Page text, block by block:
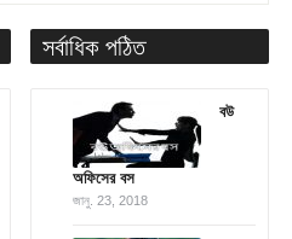
সর্বাধিক পঠিত
বউ
অফিসের বস
জানু. 23, 2018